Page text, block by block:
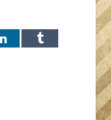
LinkedInTumblr